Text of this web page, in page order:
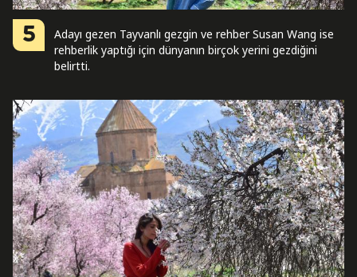
5
Adayı gezen Tayvanlı gezgin ve rehber Susan Wang ise
rehberlik yaptığı için dünyanın birçok yerini gezdiğini
belirtti.